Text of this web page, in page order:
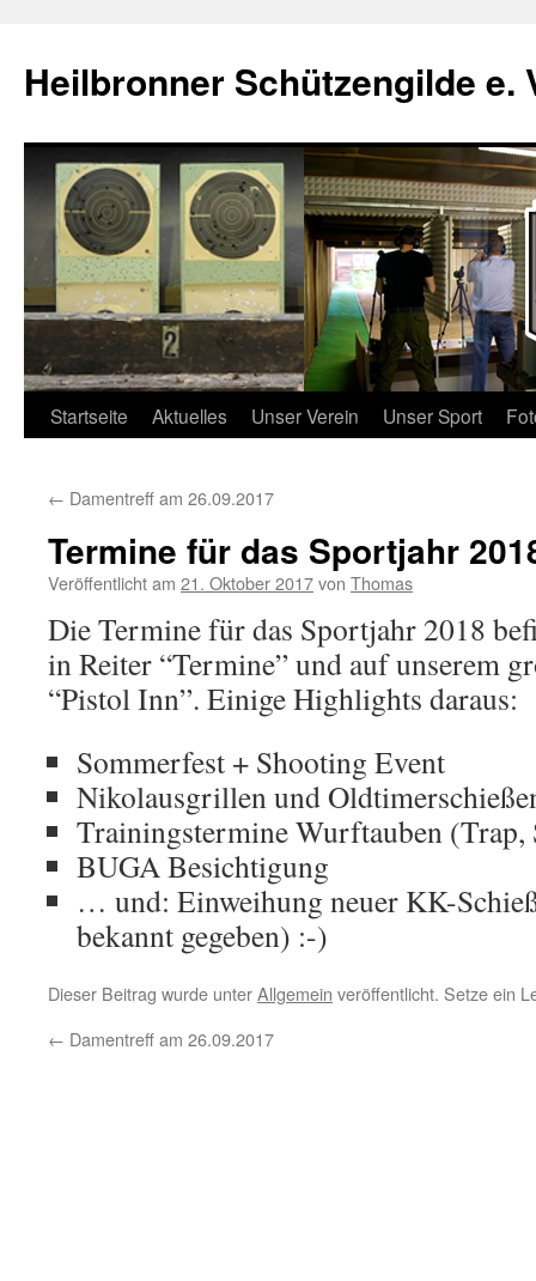
springen
Heilbronner Schützengilde e.
Startseite Aktuelles Unser Verein Unser Sport
← Damentreff am 26.09.2017
Termine für das Sportjahr
Veröffentlicht am 21. Oktober 2017von Thomas
Die Termine für das Sportjahr 2018
in Reiter “Termine” und auf unserem
“Pistol Inn”. Einige Highlights daraus:
Sommerfest + Shooting Event
Nikolausgrillen und
Trainingstermine Wurftauben (Trap,
BUGA Besichtigung
… und: Einweihung neuer KK-
bekannt gegeben) :-)
Dieser Beitrag wurde unterAllgemein veröffentlicht. Setze ein
← Damentreff am 26.09.2017